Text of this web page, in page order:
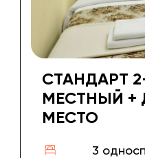
СТАНДАРТ
МЕСТНЫЙ +
МЕСТО
3